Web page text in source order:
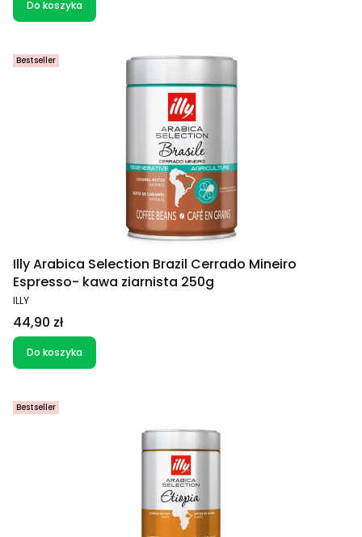
Do koszyka
Bestseller
Illy Arabica Selection Brazil Cerrado Mineiro
Espresso- kawa ziarnista 250g
PRODUCENT
ILLY
Cena
44,90 zł
Do koszyka
Bestseller